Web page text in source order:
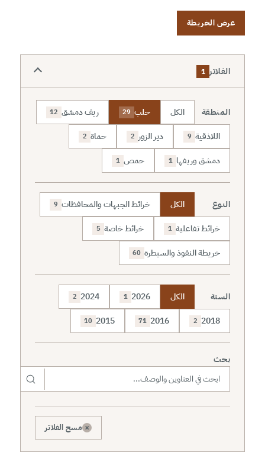
عرض الخريطة
الفلاتر 1
المنطقة الكل حلب 29 ريف دمشق 12
اللاذقية 9 دير الزور 2 حماة 2
دمشق وريفها 1 حمص 1
النوع الكل خرائط الجبهات والمحافظات 9
خرائط تفاعلية 1 خرائط خاصة 5
خريطة النفوذ والسيطرة 60
السنة الكل 2026
1
2024
2
2018
2
2016
71
2015
10
بحث
× مسح الفلاتر